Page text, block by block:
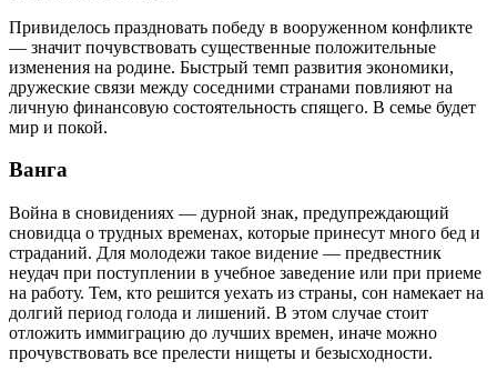
Привиделось праздновать победу в вооруженном конфликте
— значит почувствовать существенные положительные
изменения на родине. Быстрый темп развития экономики,
дружеские связи между соседними странами повлияют на
личную финансовую состоятельность спящего. В семье будет
мир и покой.
Ванга
Война в сновидениях — дурной знак, предупреждающий
сновидца о трудных временах, которые принесут много бед и
страданий. Для молодежи такое видение — предвестник
неудач при поступлении в учебное заведение или при приеме
на работу. Тем, кто решится уехать из страны, сон намекает на
долгий период голода и лишений. В этом случае стоит
отложить иммиграцию до лучших времен, иначе можно
прочувствовать все прелести нищеты и безысходности.